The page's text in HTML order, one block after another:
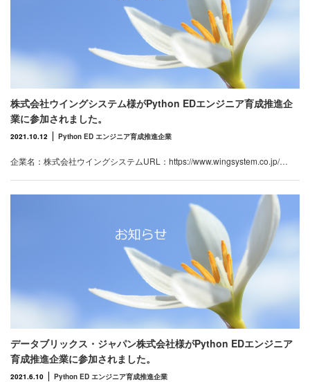
株式会社ウイングシステム様がPython EDエンジニア育成推進企
業に参加されました。
2021.10.12 Python ED エンジニア育成推進企業
企業名：株式会社ウイングシステムURL：https://www.wingsystem.co.jp/…
データブリックス・ジャパン株式会社様がPython EDエンジニア
育成推進企業に参加されました。
2021.6.10 Python ED エンジニア育成推進企業